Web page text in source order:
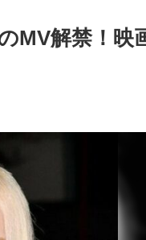
MV解禁！映